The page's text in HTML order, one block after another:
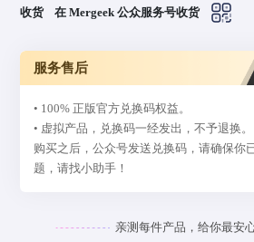
收货 在 Mergeek 公众服务号收货
服务售后
• 100% 正版官方兑换码权益。
• 虚拟产品，兑换码一经发出，不予退换。
购买之后，公众号发送兑换码，请确保你
题，请找小助手！
亲测每件产品，给你最安